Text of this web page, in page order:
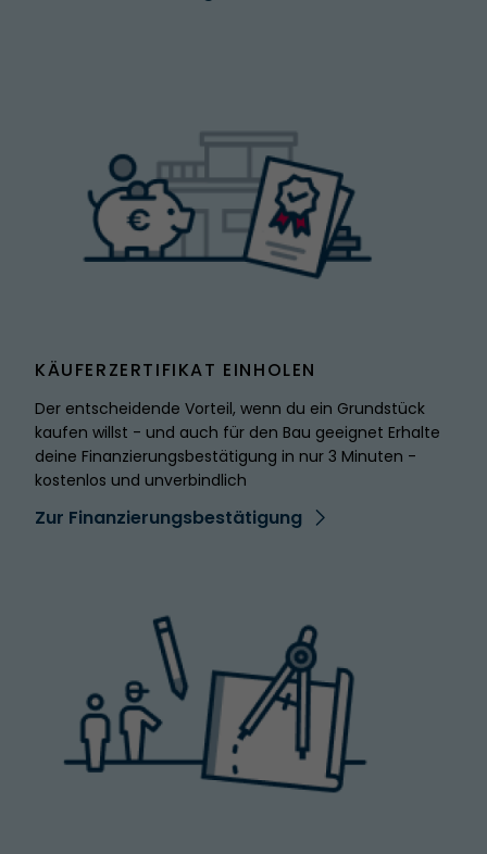
SPITZMARKE
KÄUFERZERTIFIKAT EINHOLEN
Der entscheidende Vorteil, wenn du ein Grundstück
kaufen willst - und auch für den Bau geeignet Erhalte
deine Finanzierungsbestätigung in nur 3 Minuten -
kostenlos und unverbindlich
Zur Finanzierungsbestätigung